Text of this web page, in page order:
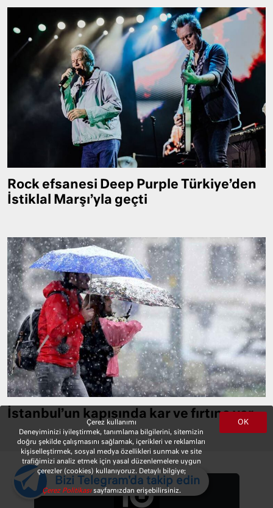
Rock efsanesi Deep Purple Türkiye’den
İstiklal Marşı’yla geçti
İstanbul’un kapısında kar ve fırtına var
OK
Çerez kullanımı
Deneyiminizi iyileştirmek, tanımlama bilgilerini, sitemizin
doğru şekilde çalışmasını sağlamak, içerikleri ve reklamları
kişiselleştirmek, sosyal medya özellikleri sunmak ve site
trafiğimizi analiz etmek için yasal düzenlemelere uygun
çerezler (cookies) kullanıyoruz. Detaylı bilgiye;
Çerez Politikasısayfamızdan erişebilirsiniz.
Bizi Telegram'da takip edin